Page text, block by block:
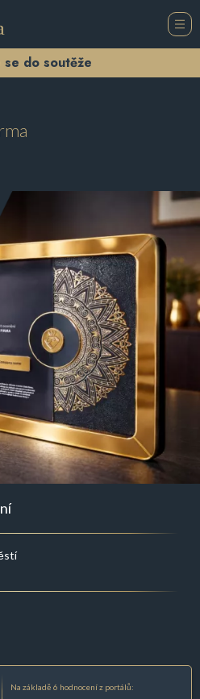
se do soutěže
Na základě 6 hodnocení z portálů: